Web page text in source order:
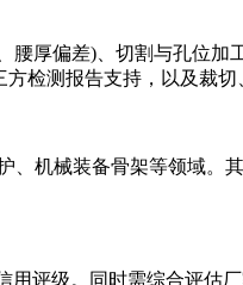
厚偏差)、切割与孔位加
检测报告支持，以及裁切
机械装备骨架等领域。
评级。同时需综合评估